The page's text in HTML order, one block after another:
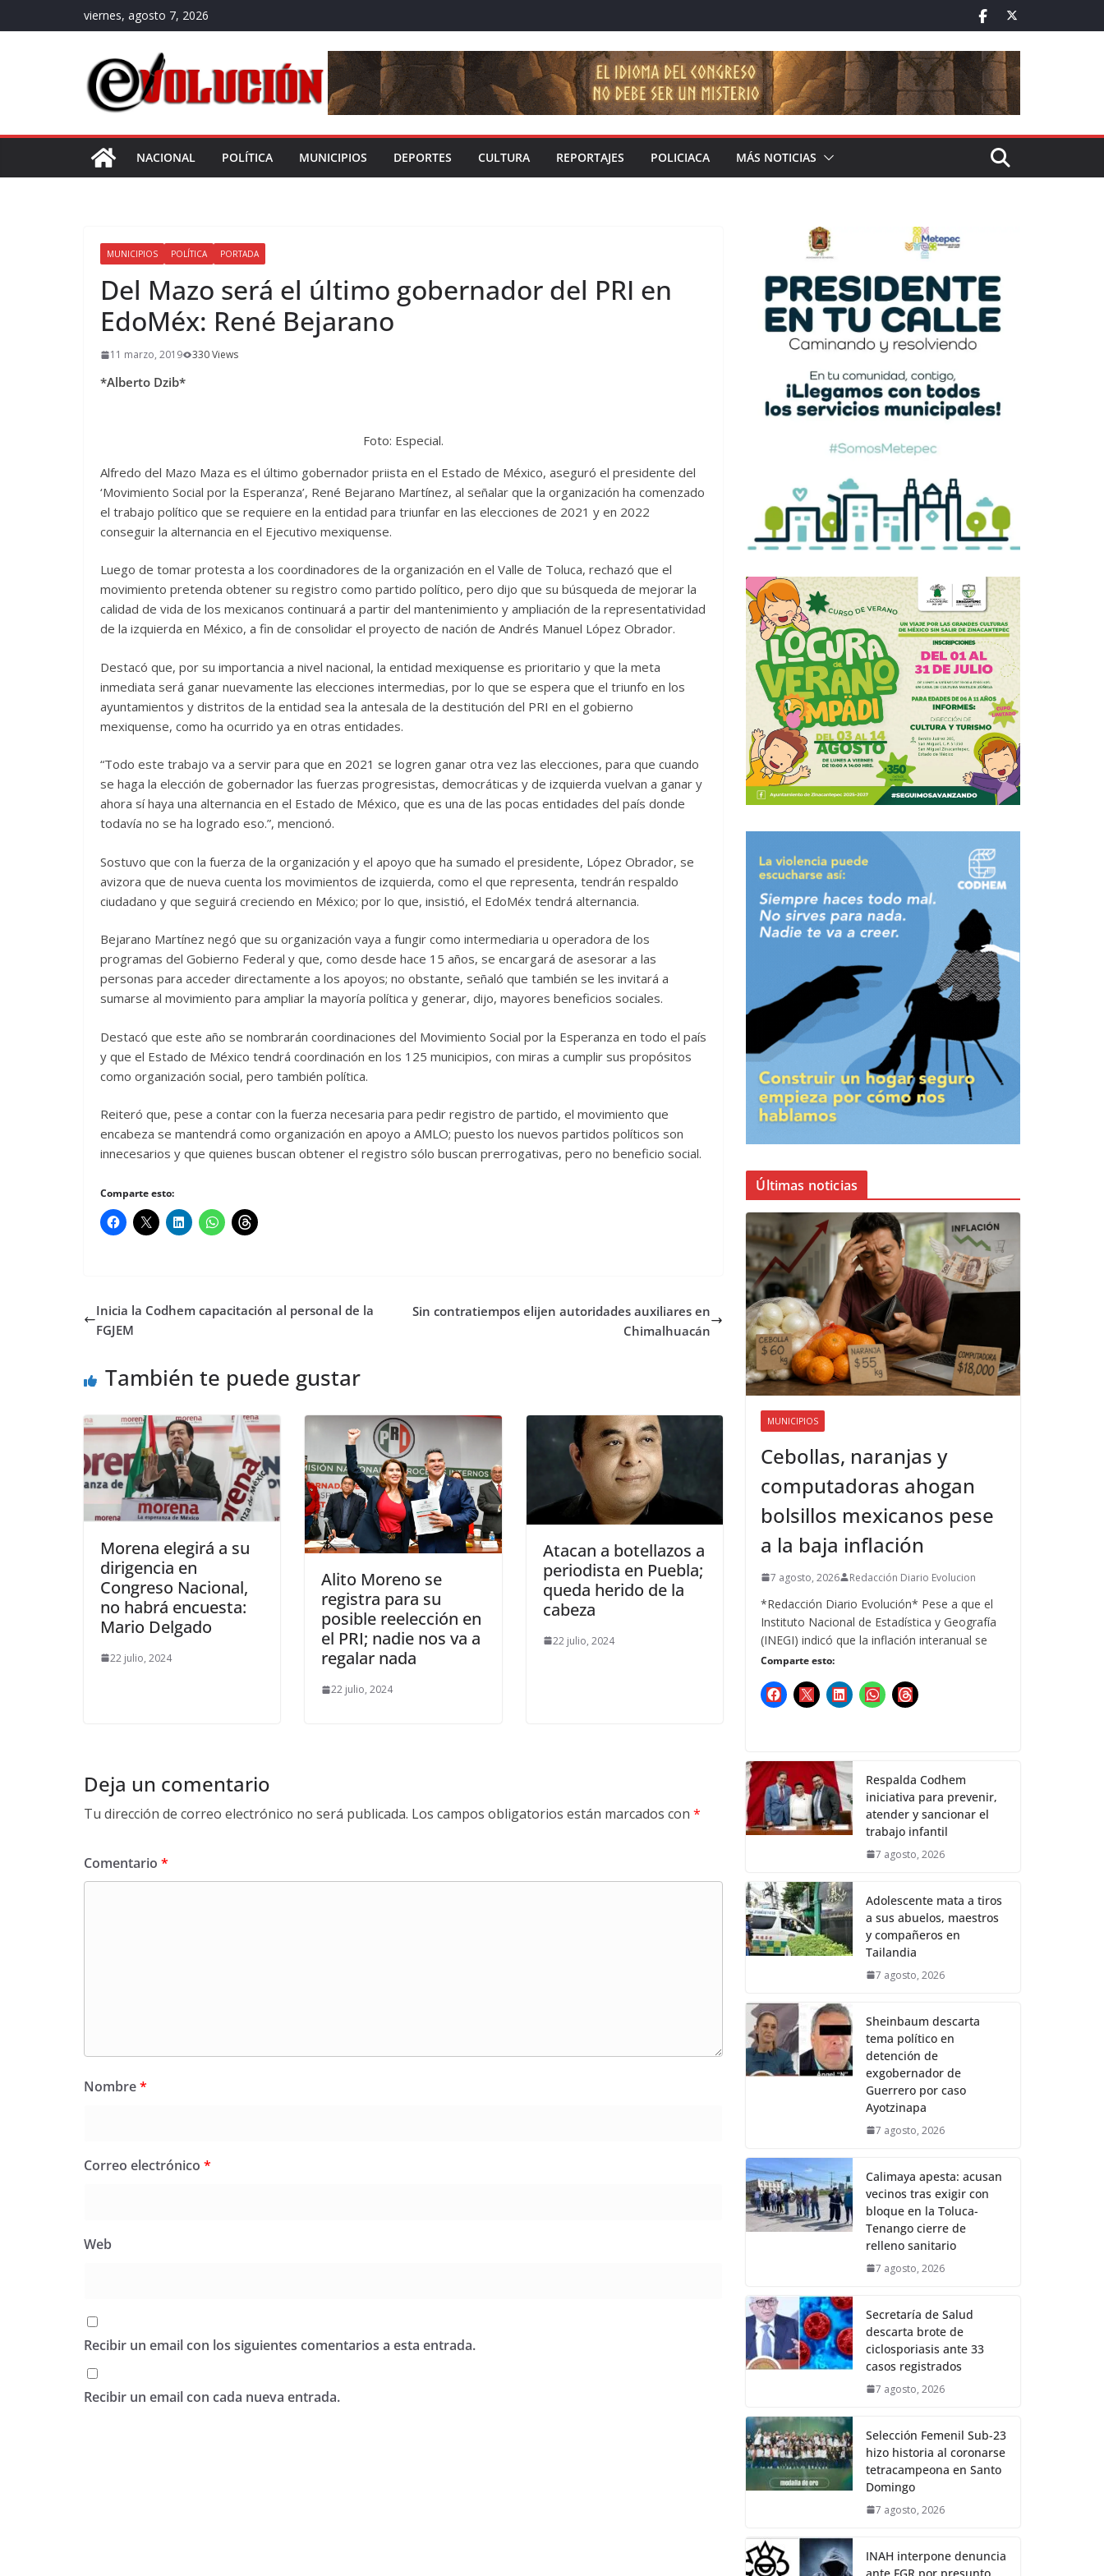
al
viernes, agosto 7, 2026
NACIONAL POLÍTICA MUNICIPIOS DEPORTES CULTURA REPORTAJES POLICIACA MÁS NOTICIAS
MUNICIPIOS POLÍTICA PORTADA
Del Mazo será el último gobernador del PRI en
EdoMéx: René Bejarano
11 marzo, 2019 330 Views
*Alberto Dzib*
Foto: Especial.
Alfredo del Mazo Maza es el último gobernador priista en el Estado de México, aseguró el presidente del
‘Movimiento Social por la Esperanza’, René Bejarano Martínez, al señalar que la organización ha comenzado
el trabajo político que se requiere en la entidad para triunfar en las elecciones de 2021 y en 2022
conseguir la alternancia en el Ejecutivo mexiquense.
Luego de tomar protesta a los coordinadores de la organización en el Valle de Toluca, rechazó que el
movimiento pretenda obtener su registro como partido político, pero dijo que su búsqueda de mejorar la
calidad de vida de los mexicanos continuará a partir del mantenimiento y ampliación de la representatividad
de la izquierda en México, a fin de consolidar el proyecto de nación de Andrés Manuel López Obrador.
Destacó que, por su importancia a nivel nacional, la entidad mexiquense es prioritario y que la meta
inmediata será ganar nuevamente las elecciones intermedias, por lo que se espera que el triunfo en los
ayuntamientos y distritos de la entidad sea la antesala de la destitución del PRI en el gobierno
mexiquense, como ha ocurrido ya en otras entidades.
“Todo este trabajo va a servir para que en 2021 se logren ganar otra vez las elecciones, para que cuando
se haga la elección de gobernador las fuerzas progresistas, democráticas y de izquierda vuelvan a ganar y
ahora sí haya una alternancia en el Estado de México, que es una de las pocas entidades del país donde
todavía no se ha logrado eso.”, mencionó.
Sostuvo que con la fuerza de la organización y el apoyo que ha sumado el presidente, López Obrador, se
avizora que de nueva cuenta los movimientos de izquierda, como el que representa, tendrán respaldo
ciudadano y que seguirá creciendo en México; por lo que, insistió, el EdoMéx tendrá alternancia.
Bejarano Martínez negó que su organización vaya a fungir como intermediaria u operadora de los
programas del Gobierno Federal y que, como desde hace 15 años, se encargará de asesorar a las
personas para acceder directamente a los apoyos; no obstante, señaló que también se les invitará a
sumarse al movimiento para ampliar la mayoría política y generar, dijo, mayores beneficios sociales.
Destacó que este año se nombrarán coordinaciones del Movimiento Social por la Esperanza en todo el país
y que el Estado de México tendrá coordinación en los 125 municipios, con miras a cumplir sus propósitos
como organización social, pero también política.
Reiteró que, pese a contar con la fuerza necesaria para pedir registro de partido, el movimiento que
encabeza se mantendrá como organización en apoyo a AMLO; puesto los nuevos partidos políticos son
innecesarios y que quienes buscan obtener el registro sólo buscan prerrogativas, pero no beneficio social.
Comparte esto:
Inicia la Codhem capacitación al personal de la
FGJEM
Sin contratiempos elijen autoridades auxiliares en
Chimalhuacán
También te puede gustar
Morena elegirá a su
dirigencia en
Congreso Nacional,
no habrá encuesta:
Mario Delgado
22 julio, 2024
Alito Moreno se
registra para su
posible reelección en
el PRI; nadie nos va a
regalar nada
22 julio, 2024
Atacan a botellazos a
periodista en Puebla;
queda herido de la
cabeza
22 julio, 2024
Deja un comentario
Tu dirección de correo electrónico no será publicada. Los campos obligatorios están marcados con *
Comentario *
Nombre*
Correo electrónico *
Web
Recibir un email con los siguientes comentarios a esta entrada.
Recibir un email con cada nueva entrada.
Últimas noticias
MUNICIPIOS
Cebollas, naranjas y
computadoras ahogan
bolsillos mexicanos pese
a la baja inflación
7 agosto, 2026 Redacción Diario Evolucion
*Redacción Diario Evolución* Pese a que el
Instituto Nacional de Estadística y Geografía
(INEGI) indicó que la inflación interanual se
Comparte esto:
Respalda Codhem
iniciativa para prevenir,
atender y sancionar el
trabajo infantil
7 agosto, 2026
Adolescente mata a tiros
a sus abuelos, maestros
y compañeros en
Tailandia
7 agosto, 2026
Sheinbaum descarta
tema político en
detención de
exgobernador de
Guerrero por caso
Ayotzinapa
7 agosto, 2026
Calimaya apesta: acusan
vecinos tras exigir con
bloque en la Toluca-
Tenango cierre de
relleno sanitario
7 agosto, 2026
Secretaría de Salud
descarta brote de
ciclosporiasis ante 33
casos registrados
7 agosto, 2026
Selección Femenil Sub-23
hizo historia al coronarse
tetracampeona en Santo
Domingo
7 agosto, 2026
INAH interpone denuncia